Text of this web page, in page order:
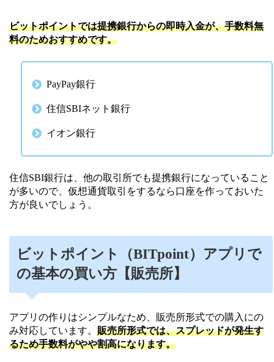
ビットポイントでは提携銀行からの即時入金が、手数料無
料のためおすすめです。
PayPay銀行
住信SBIネット銀行
イオン銀行
住信SBI銀行は、他の取引所でも提携銀行になっていること
が多いので、仮想通貨取引をするなら口座を作っておいた
方が良いでしょう。
ビットポイント（BITpoint）アプリで
の基本の買い方【販売所】
アプリの作りはシンプルなため、販売所形式での購入にの
み対応しています。 販売所形式では、スプレッドが発生す
るため手数料がやや割高になります。